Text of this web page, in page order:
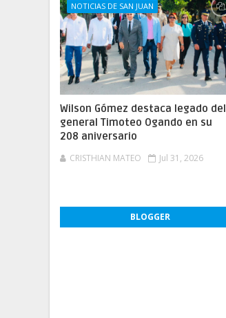
NOTICIAS DE SAN JUAN
Wilson Gómez destaca legado del
general Timoteo Ogando en su
208 aniversario
CRISTHIAN MATEO Jul 31, 2026
BLOGGER